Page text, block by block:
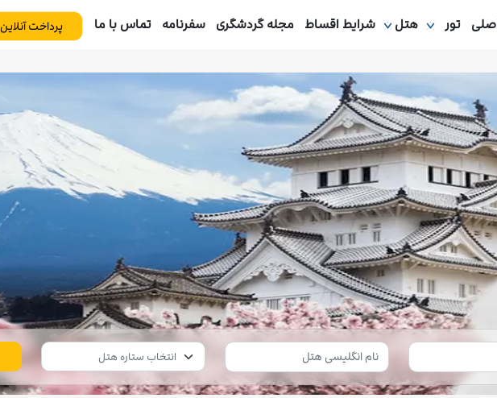
تور هتل شرایط اقساط مجله گردشگری سفرنامه تماس با ما پرداخت آنلاین